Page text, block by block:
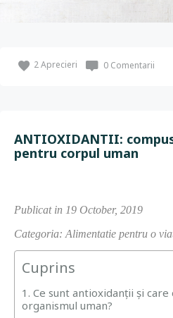
2Aprecieri 0 Comentarii
ANTIOXIDANTII:
pentru corpul uman
Publicat in 19 October, 2019
Categoria: Alimentatie pentru o
Cuprins
1. Ce sunt antioxidanții și
organismul uman?